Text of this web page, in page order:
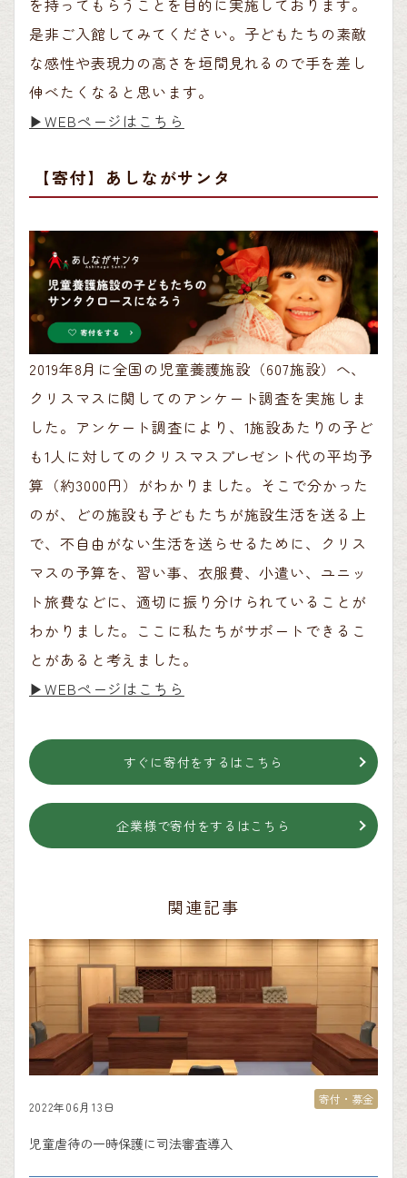
を持ってもらうことを目的に実施しております。
是非ご入館してみてください。子どもたちの素敵
な感性や表現力の高さを垣間見れるので手を差し
伸べたくなると思います。
▶︎WEBページはこちら
【寄付】あしながサンタ
2019年8月に全国の児童養護施設（607施設）へ、
クリスマスに関してのアンケート調査を実施しま
した。アンケート調査により、1施設あたりの子ど
も1人に対してのクリスマスプレゼント代の平均予
算（約3000円）がわかりました。そこで分かった
のが、どの施設も子どもたちが施設生活を送る上
で、不自由がない生活を送らせるために、クリス
マスの予算を、習い事、衣服費、小遣い、ユニッ
ト旅費などに、適切に振り分けられていることが
わかりました。ここに私たちがサポートできるこ
とがあると考えました。
▶︎WEBページはこちら
すぐに寄付をするはこちら
企業様で寄付をするはこちら
関連記事
2022年06月13日
児童虐待の一時保護に司法審査導入
寄付・募金